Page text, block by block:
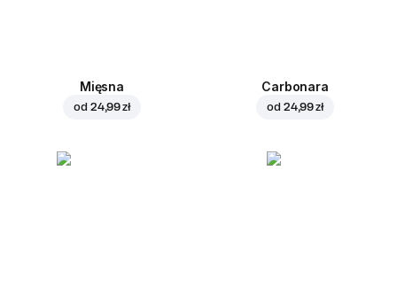
Mięsna
od 24,99 zł
Carbonara
od 24,99 zł